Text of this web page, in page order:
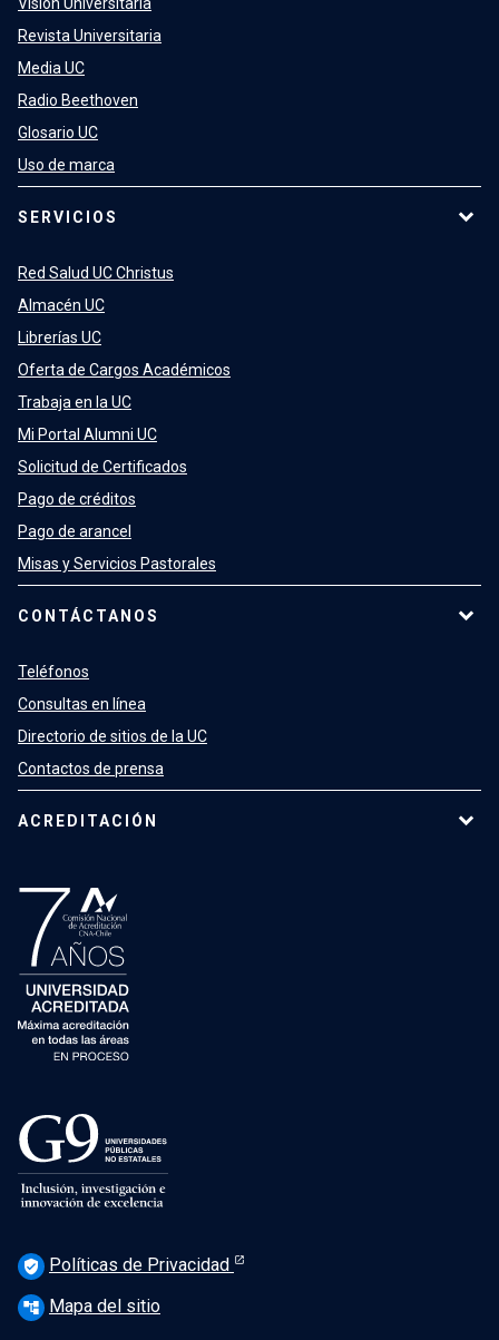
Revista Universitaria
Media UC
Radio Beethoven
Glosario UC
Uso de marca
SERVICIOS
Red Salud UC Christus
Almacén UC
Librerías UC
Oferta de Cargos Académicos
Trabaja en la UC
Mi Portal Alumni UC
Solicitud de Certificados
Pago de créditos
Pago de arancel
Misas y Servicios Pastorales
CONTÁCTANOS
Teléfonos
Consultas en línea
Directorio de sitios de la UC
Contactos de prensa
ACREDITACIÓN
verified_user Políticas de Privacidad
account_tree Mapa del sitio